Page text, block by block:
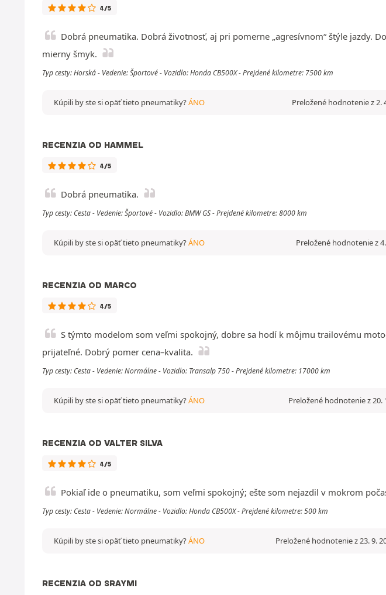
4/5
Dobrá pneumatika. Dobrá životnosť, aj pri pomerne „agresívnom“ štýle jazdy.
mierny šmyk.
Typ cesty: Horská - Vedenie: Športové - Vozidlo: Honda CB500X - Prejdené kilometre: 7500 km
Preložené hodnotenie z 2.
Kúpili by ste si opäť tieto pneumatiky?ÁNO
RECENZIA OD HAMMEL
4/5
Dobrá pneumatika.
Typ cesty: Cesta - Vedenie: Športové - Vozidlo: BMW GS - Prejdené kilometre: 8000 km
Preložené hodnotenie z
Kúpili by ste si opäť tieto pneumatiky?ÁNO
RECENZIA OD MARCO
4/5
S týmto modelom som veľmi spokojný, dobre sa hodí k môjmu trailovému
prijateľné. Dobrý pomer cena–kvalita.
Typ cesty: Cesta - Vedenie: Normálne - Vozidlo: Transalp 750 - Prejdené kilometre: 17000 km
Preložené hodnotenie z 20.
Kúpili by ste si opäť tieto pneumatiky?ÁNO
RECENZIA OD VALTER SILVA
4/5
Pokiaľ ide o pneumatiku, som veľmi spokojný; ešte som nejazdil v mokrom
Typ cesty: Cesta - Vedenie: Normálne - Vozidlo: Honda CB500X - Prejdené kilometre: 500 km
Preložené hodnotenie z 23. 9.
Kúpili by ste si opäť tieto pneumatiky?ÁNO
RECENZIA OD SRAYMI